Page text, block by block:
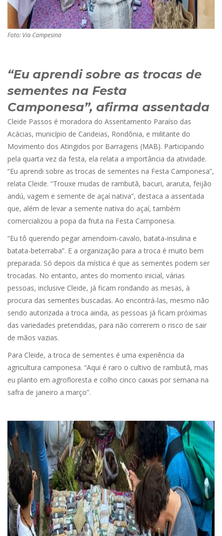
Foto: Via Campesina
“Eu aprendi sobre as trocas de
sementes na Festa
Camponesa”, afirma assentada
Cleide Passos é moradora do Assentamento Paraíso das
Acácias, município de Candeias, Rondônia, e militante do
Movimento dos Atingidos por Barragens (MAB). Participando
pela quarta vez da festa, ela relata a importância da atividade.
“Eu aprendi sobre as trocas de sementes na Festa Camponesa”,
relata Cleide. “Trouxe mudas de rambutã, bacuri, araruta, feijão
andú, vagem e semente de açaí nativa”, destaca a assentada
que, além de levar a semente nativa do açaí, também
comercializou a popa da fruta na Festa Camponesa.
“Eu tô querendo pegar amendoim-cavalo, batata-insulina e
batata-beterraba”. E a organização para a troca é muito bem
preparada. Só depois da mística é que as sementes podem ser
trocadas. No entanto, antes do momento inicial, várias
pessoas, inclusive Cleide, já ficam rondando as mesas, à
procura das sementes buscadas. Ao encontrá-las, mesmo não
sendo autorizada a troca ainda, as pessoas já ficam próximas
das variedades pretendidas, para não correrem o risco de sair
de mãos vazias.
Para Cleide, a troca de sementes é uma experiência da
agricultura camponesa. “Aqui é raro o cultivo de rambutã, mas
eu planto em agrofloresta e colho cinco caixas por semana na
safra de janeiro a março”.